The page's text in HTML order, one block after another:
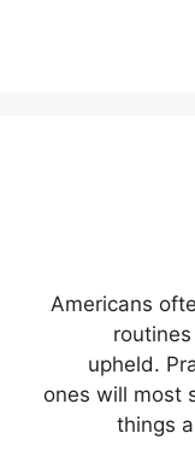
Americans
upheld.
ones will most
things